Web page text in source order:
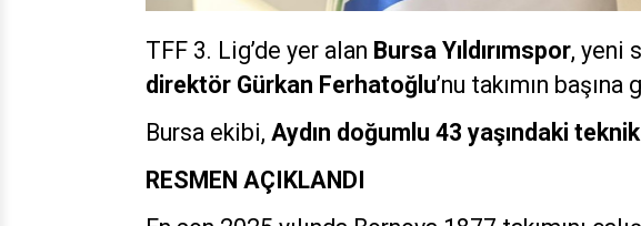
TFF 3. Lig’de yer alan Bursa Yıldırımspor, yeni
direktör Gürkan Ferhatoğlu’nu takımın başına
Bursa ekibi, Aydın doğumlu 43 yaşındaki
RESMEN AÇIKLANDI